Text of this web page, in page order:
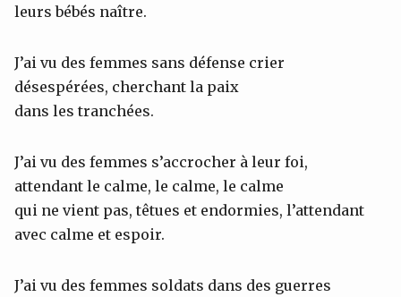
leurs bébés naître.
J’ai vu des femmes sans défense crier
désespérées, cherchant la paix
dans les tranchées.
J’ai vu des femmes s’accrocher à leur foi,
attendant le calme, le calme, le calme
qui ne vient pas, têtues et endormies, l’attendant
avec calme et espoir.
J’ai vu des femmes soldats dans des guerres